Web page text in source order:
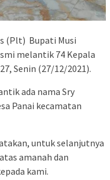
(Plt) Bupati Musi
melantik 74 Kepala
Senin (27/12/2021).
ada nama Sry
Panai kecamatan
untuk selanjutnya
amanah dan
kami.